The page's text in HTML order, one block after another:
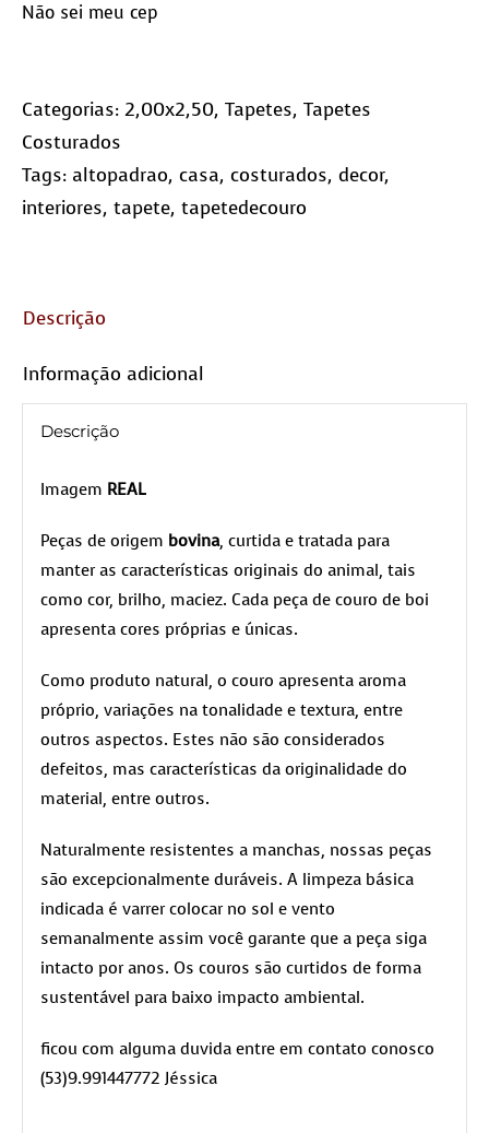
quantidade
Não sei meu cep
Categorias: 2,00x2,50, Tapetes, Tapetes
Costurados
Tags: altopadrao, casa, costurados, decor,
interiores, tapete, tapetedecouro
Descrição
Informação adicional
Descrição
Imagem REAL
Peças de origem bovina, curtida e tratada para
manter as características originais do animal, tais
como cor, brilho, maciez. Cada peça de couro de boi
apresenta cores próprias e únicas.
Como produto natural, o couro apresenta aroma
próprio, variações na tonalidade e textura, entre
outros aspectos. Estes não são considerados
defeitos, mas características da originalidade do
material, entre outros.
Naturalmente resistentes a manchas, nossas peças
são excepcionalmente duráveis. A limpeza básica
indicada é varrer colocar no sol e vento
semanalmente assim você garante que a peça siga
intacto por anos. Os couros são curtidos de forma
sustentável para baixo impacto ambiental.
ficou com alguma duvida entre em contato conosco
(53)9.991447772 Jéssica